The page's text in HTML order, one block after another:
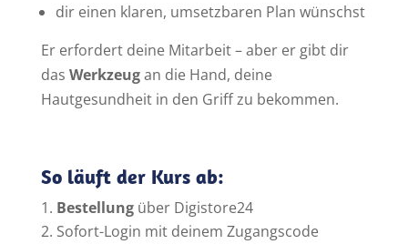
dir einen klaren, umsetzbaren Plan wünschst
Er erfordert deine Mitarbeit – aber er gibt dir
das Werkzeugan die Hand, deine
Hautgesundheit in den Griff zu bekommen.
So läuft der Kurs ab:
Bestellungüber Digistore24
Sofort-Login mit deinem Zugangscode